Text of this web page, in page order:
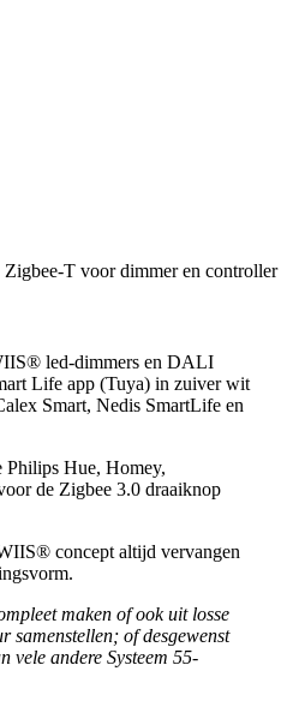
T voor dimmer en controller
led-dimmers en DALI
Life app (Tuya) in zuiver wit
Smart, Nedis SmartLife en
Philips Hue, Homey,
de Zigbee 3.0 draaiknop
concept altijd vervangen
maken of ook uit losse
samenstellen; of desgewenst
vele andere Systeem 55-